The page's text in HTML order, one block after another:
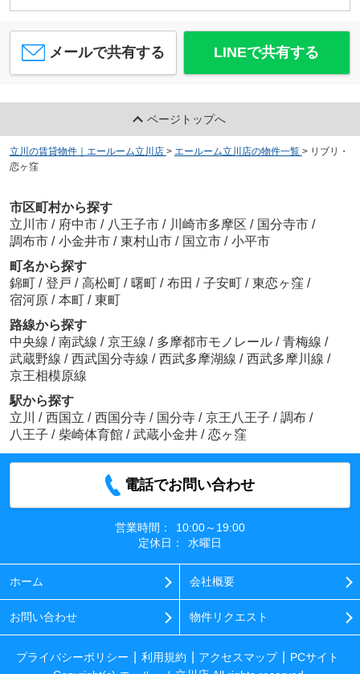
メールで共有する LINEで共有する
ページトップへ
立川の賃貸物件｜エールーム立川店 > エールーム立川店の物件一覧 > リブリ・
恋ヶ窪
市区町村から探す
立川市 / 府中市 / 八王子市 / 川崎市多摩区 / 国分寺市 /
調布市 / 小金井市 / 東村山市 / 国立市 / 小平市
町名から探す
錦町 / 登戸 / 高松町 / 曙町 / 布田 / 子安町 / 東恋ヶ窪 /
宿河原 / 本町 / 東町
路線から探す
中央線 / 南武線 / 京王線 / 多摩都市モノレール / 青梅線 /
武蔵野線 / 西武国分寺線 / 西武多摩湖線 / 西武多摩川線 /
京王相模原線
駅から探す
立川
/ 西国立 / 西国分寺 / 国分寺 / 京王八王子 / 調布 /
八王子 / 柴崎体育館 / 武蔵小金井 / 恋ヶ窪
電話でお問い合わせ
営業時間：
10:00～19:00
定休日：
水曜日
ホーム 会社概要
お問い合わせ 物件リクエスト
プライバシーポリシー 利用規約 アクセスマップ
PCサイト